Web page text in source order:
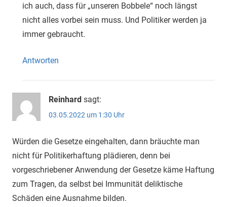
ich auch, dass für „unseren Bobbele“ noch längst
nicht alles vorbei sein muss. Und Politiker werden ja
immer gebraucht.
Antworten
Reinhard sagt:
03.05.2022 um 1:30 Uhr
Würden die Gesetze eingehalten, dann bräuchte man
nicht für Politikerhaftung plädieren, denn bei
vorgeschriebener Anwendung der Gesetze käme Haftung
zum Tragen, da selbst bei Immunität deliktische
Schäden eine Ausnahme bilden.